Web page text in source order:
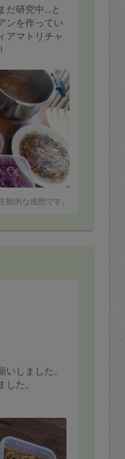
だ研究中…と
ンを作ってい
アマトリチャ
付けでした
や各種サラダ
観的な感想です。
しました、
た。
ージュが美
ピカピカに